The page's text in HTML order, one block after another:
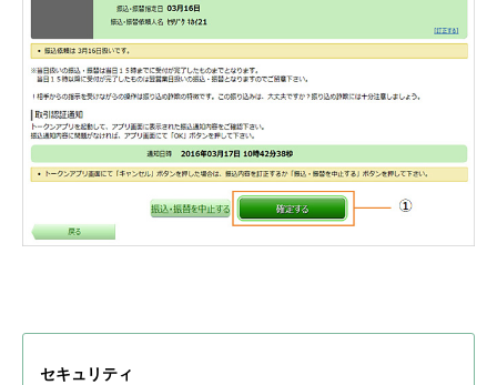
セキュリティ